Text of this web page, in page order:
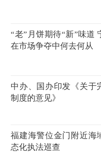
“老”月饼期待“新”味道
在市场争夺中何去何从
中办、国办印发《关于
制度的意见》
福建海警位金门附近海
态化执法巡查